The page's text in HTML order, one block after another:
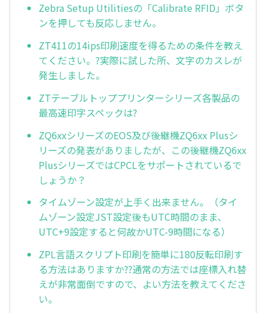
Zebra Setup Utilitiesの「Calibrate RFID」ボタ
ンを押しても反応しません。
ZT411の14ips印刷速度を得るための条件を教え
てください。?実際に試した所、文字のカスレが
発生しました。
ZTテーブルトッププリンターシリーズ各製品の
最高速印字スペックは?
ZQ6xxシリーズのEOS及び後継機ZQ6xx Plusシ
リーズの発表がありましたが、この後継機ZQ6xx
PlusシリーズではCPCLをサポートされているで
しょうか？
タイムゾーン設定が上手く出来ません。（タイ
ムゾーン設定JST設定後もUTC時間のまま、
UTC+9設定すると何故かUTC-9時間になる）
ZPL言語スクリプト印刷を簡単に180反転印刷す
る方法はありますか??通常の方法では座標入れ替
えが非常面倒ですので、よい方法を教えてくださ
い。